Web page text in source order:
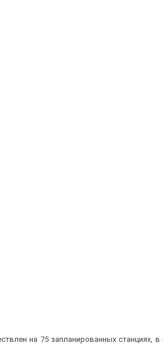
на 75 запланированных станциях,